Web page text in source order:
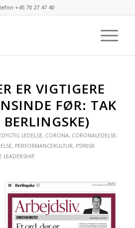
+45 70 27 47 40
ER VIGTIGERE
FØR: TAK
LEDELSE, CORONA, CORONALEDELSE,
, PERFORMANCEKULTUR, PSYKISK
LEADERSHIP